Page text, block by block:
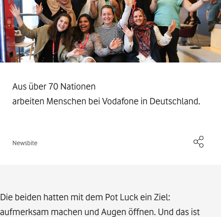
Aus über 70 Nationen
arbeiten Menschen bei Vodafone in Deutschland.
Newsbite
Die beiden hatten mit dem Pot Luck ein Ziel:
aufmerksam machen und Augen öffnen. Und das ist